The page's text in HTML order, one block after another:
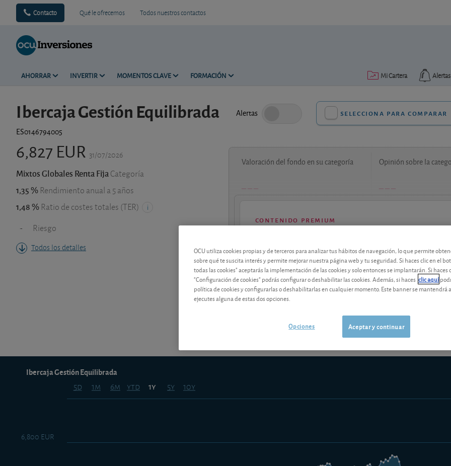
Contacto Qué le ofrecemos Todos nuestros contactos
AHORRAR INVERTIR MOMENTOS CLAVE FORMACIÓN Alertas
Mi Cartera
Ibercaja Gestión Equilibrada
ES0146794005
Alertas selecciona para comparar
6,827 EUR 31/07/2026
Mixtos Globales Renta FijaCategoría
1,35 % Rendimiento anual a 5 años
1,48 % Ratio de costes totales (TER)
- Riesgo
Todos los detalles
Valoración del fondo en su categoría Opinión sobre la
contenido premium
¡Pruebe 1 mes Gratis! Los análisis y consejos de nuestros
5d 1m 6m ytd 1y 5y 10y
Ibercaja Gestión Equilibrada
6,800 EUR
OCU utiliza cookies propias y de terceros para analizar tus hábitos de navegación, lo que permite
sobre qué te suscita interés y permite mejorar nuestra página web y tu seguridad. Si haces clic en el
todas las cookies" aceptarás la implementación de las cookies y solo entonces se implantarán. Si haces
"Configuración de cookies" podrás configurar o deshabilitar las cookies. Además, si haces clic aquí
política de cookies y configurarlas o deshabilitarlas en cualquier momento. Este banner se mantendrá
ejecutes alguna de estas dos opciones.
Aceptar y continuar
Opciones